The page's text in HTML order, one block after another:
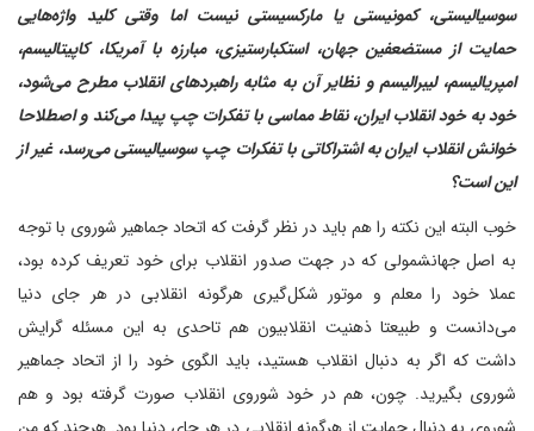
سوسیالیستی، کمونیستی‌ یا مارکسیستی نیست‌ اما وقتی کلید واژه‌هایی
حمایت از مستضعفین جهان، استکبارستیزی، مبارزه با آمریکا، کاپیتالیسم،
امپریالیسم، لیبرالیسم و نظایر آن به مثابه راهبردهای انقلاب مطرح می‌شود،
خود به خود انقلاب ایران، نقاط مماسی با تفکرات چپ پیدا می‌کند و اصطلاحا
خوانش انقلاب ایران به اشتراکاتی با تفکرات چپ سوسیالیستی می‌رسد، غیر از
این است؟
‌خوب البته این نکته را هم باید در نظر گرفت که اتحاد جماهیر شوروی با توجه
به اصل جهانشمولی که در جهت صدور انقلاب برای خود تعریف کرده بود،
عملا خود را معلم و موتور شکل‌گیری هرگونه انقلابی در هر جای دنیا
می‌دانست و طبیعتا ذهنیت انقلابیون هم تا‌حدی به این مسئله گرایش
داشت که اگر به دنبال انقلاب هستید، باید الگوی خود را از اتحاد جماهیر
شوروی بگیرید. چون، هم در خود شوروی انقلاب صورت گرفته بود و هم